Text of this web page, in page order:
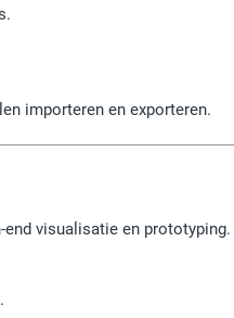
importeren en exporteren.
visualisatie en